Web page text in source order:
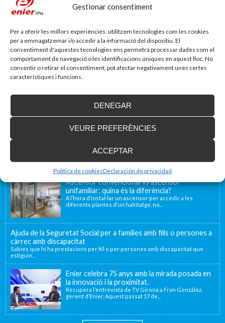
Gestionar consentiment
Per a oferir les millors experiències, utilitzem tecnologies com les cookies
per a emmagatzemar i/o accedir a la informació del dispositiu. El
consentiment d'aquestes tecnologies ens permetrà processar dades com el
comportament de navegació o les identificacions úniques en aquest lloc. No
consentir o retirar el consentiment, pot afectar negativament unes certes
característiques i funcions.
ACCEPTAR
DENEGAR
VEURE PREFERÈNCIES
Política de cookiesDeclaración de privacidad
Nova seu d’Enier a la Comunitat Valenciana
Ascensor convencional vs ascensor
unifamiliar: quina és la diferència?
A l’hora d’instal·lar un ascensor per accedir a les
diferents plantes d’un habitatge, no...
Ajuda de la Seguretat Social per a famílies amb fills o persones a
càrrec amb discapacitat
Sabies que hi ha prestacions per fill o per persones amb discapacitat que
estiguin...
Enier celebra 75 anys amb la mirada posada en
la innovació i la proximitat.
Recupera l’entrevista de TV Girona a Fran González,
gerent d’Enier. Aquest passat 17 de...